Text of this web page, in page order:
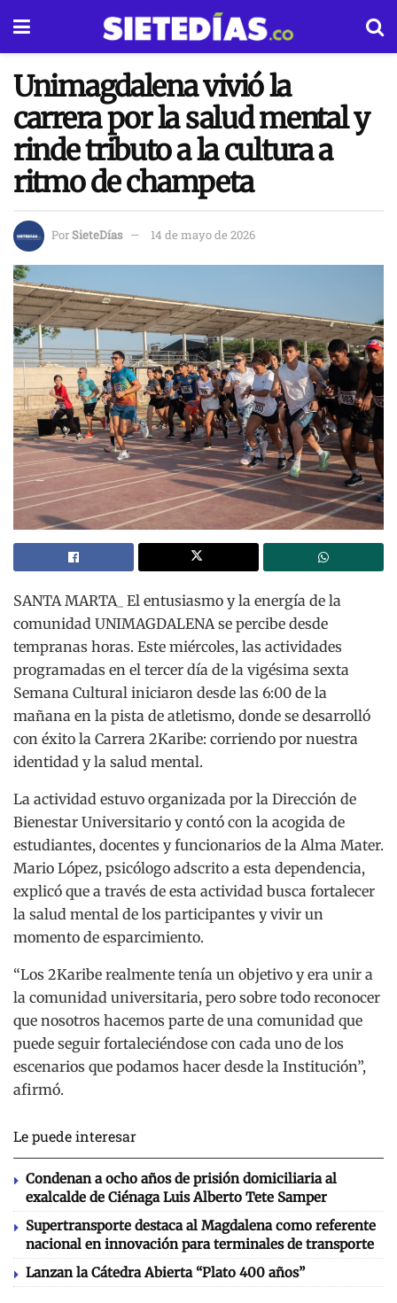
Unimagdalena vivió la
carrera por la salud mental y
rinde tributo a la cultura a
ritmo de champeta
PorSieteDías 14 de mayo de 2026
SANTA MARTA_ El entusiasmo y la energía de la
comunidad UNIMAGDALENA se percibe desde
tempranas horas. Este miércoles, las actividades
programadas en el tercer día de la vigésima sexta
Semana Cultural iniciaron desde las 6:00 de la
mañana en la pista de atletismo, donde se desarrolló
con éxito la Carrera 2Karibe: corriendo por nuestra
identidad y la salud mental.
La actividad estuvo organizada por la Dirección de
Bienestar Universitario y contó con la acogida de
estudiantes, docentes y funcionarios de la Alma Mater.
Mario López, psicólogo adscrito a esta dependencia,
explicó que a través de esta actividad busca fortalecer
la salud mental de los participantes y vivir un
momento de esparcimiento.
“Los 2Karibe realmente tenía un objetivo y era unir a
la comunidad universitaria, pero sobre todo reconocer
que nosotros hacemos parte de una comunidad que
puede seguir fortaleciéndose con cada uno de los
escenarios que podamos hacer desde la Institución”,
afirmó.
Le puede interesar
Condenan a ocho años de prisión domiciliaria al
exalcalde de Ciénaga Luis Alberto Tete Samper
Supertransporte destaca al Magdalena como referente
nacional en innovación para terminales de transporte
Lanzan la Cátedra Abierta “Plato 400 años”